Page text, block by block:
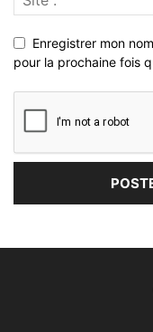
Enregistrer mon
pour la prochaine fois